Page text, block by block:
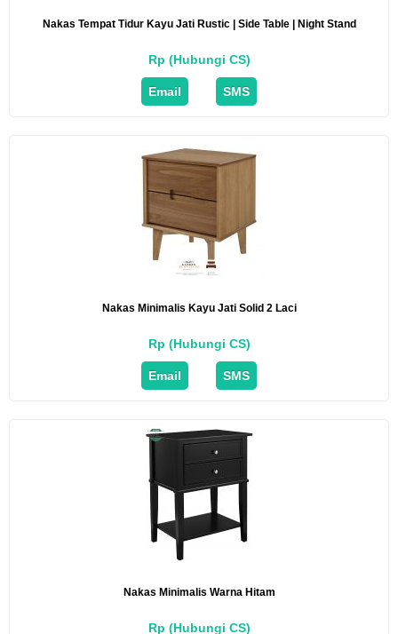
Nakas Tempat Tidur Kayu Jati Rustic | Side Table | Night Stand
Rp (Hubungi CS)
Email SMS
Nakas Minimalis Kayu Jati Solid 2 Laci
Rp (Hubungi CS)
Email SMS
Nakas Minimalis Warna Hitam
Rp (Hubungi CS)